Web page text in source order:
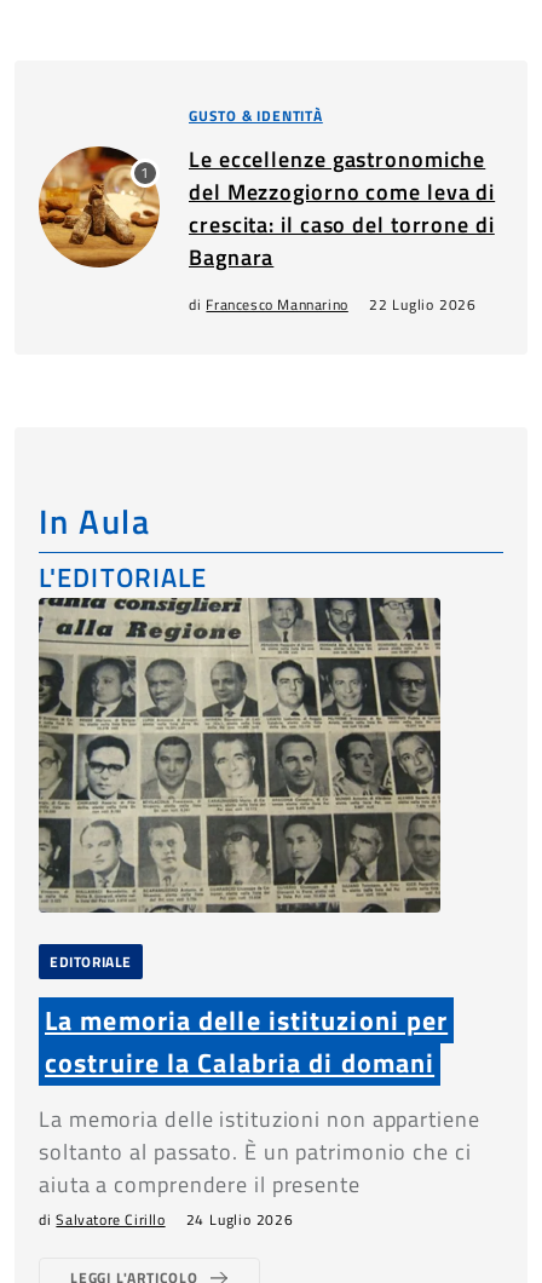
GUSTO & IDENTITÀ
Le eccellenze gastronomiche
del Mezzogiorno come leva di
crescita: il caso del torrone di
Bagnara
di Francesco Mannarino 22 Luglio 2026
In Aula
L'EDITORIALE
EDITORIALE
La memoria delle istituzioni per
costruire la Calabria di domani
La memoria delle istituzioni non appartiene
soltanto al passato. È un patrimonio che ci
aiuta a comprendere il presente
diSalvatore Cirillo 24 Luglio 2026
LEGGI L'ARTICOLO